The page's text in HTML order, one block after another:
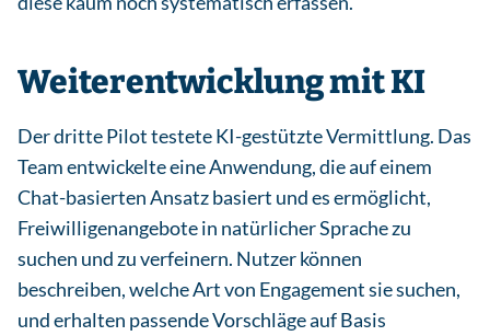
Weiterentwicklung mit KI
Der dritte Pilot testete KI-gestützte Vermittlung. Das
Team entwickelte eine Anwendung, die auf einem
Chat-basierten Ansatz basiert und es ermöglicht,
Freiwilligenangebote in natürlicher Sprache zu
suchen und zu verfeinern. Nutzer können
beschreiben, welche Art von Engagement sie suchen,
und erhalten passende Vorschläge auf Basis